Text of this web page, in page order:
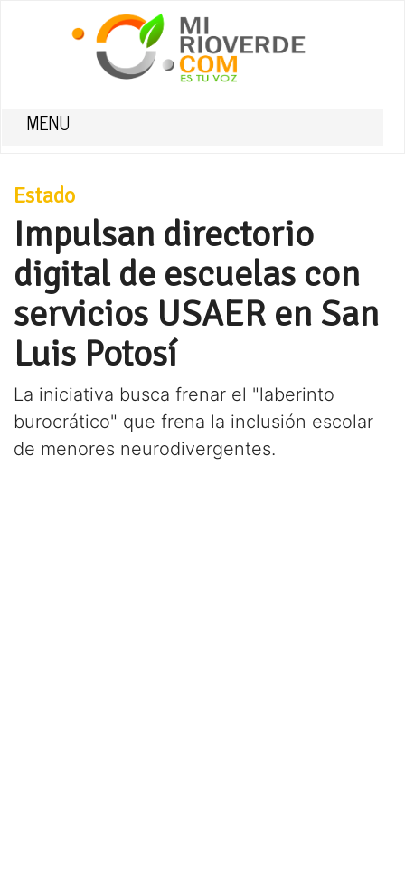
MENU
Estado
Impulsan directorio
digital de escuelas con
servicios USAER en San
Luis Potosí
La iniciativa busca frenar el "laberinto
burocrático" que frena la inclusión escolar
de menores neurodivergentes.